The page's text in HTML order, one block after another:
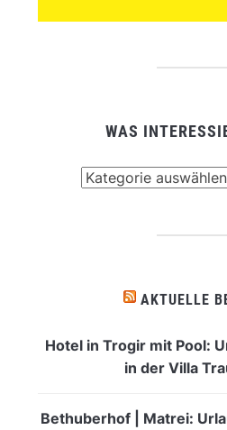
WAS
AKTUELLE
Hotel in Trogir mit Pool:
in der Villa
Bethuberhof | Matrei: